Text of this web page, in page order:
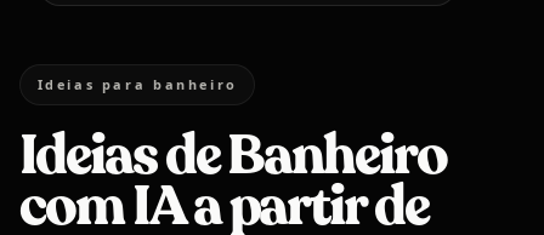
Idioma
Português
Ideias para banheiro
Ideias de Banheiro
com IA a partir de